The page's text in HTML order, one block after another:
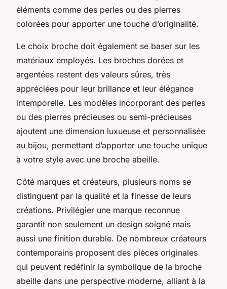
éléments comme des perles ou des pierres
colorées pour apporter une touche d’originalité.
Le choix broche doit également se baser sur les
matériaux employés. Les broches dorées et
argentées restent des valeurs sûres, très
appréciées pour leur brillance et leur élégance
intemporelle. Les modèles incorporant des perles
ou des pierres précieuses ou semi-précieuses
ajoutent une dimension luxueuse et personnalisée
au bijou, permettant d’apporter une touche unique
à votre style avec une broche abeille.
Côté marques et créateurs, plusieurs noms se
distinguent par la qualité et la finesse de leurs
créations. Privilégier une marque reconnue
garantit non seulement un design soigné mais
aussi une finition durable. De nombreux créateurs
contemporains proposent des pièces originales
qui peuvent redéfinir la symbolique de la broche
abeille dans une perspective moderne, alliant à la